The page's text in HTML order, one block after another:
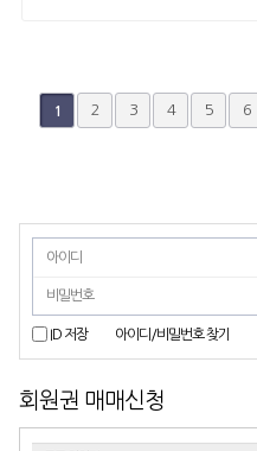
1 2 3 4 5 6
ID 저장 아이디/비밀번호 찾기
회원권 매매신청